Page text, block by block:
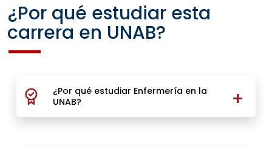
¿Por qué estudiar esta
carrera en UNAB?
¿Por qué estudiar Enfermería en la
UNAB?